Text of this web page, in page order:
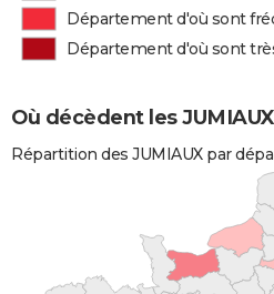
Département d'où sont
Département d'où sont
Où décèdent les
Répartition des JUMIAUX par